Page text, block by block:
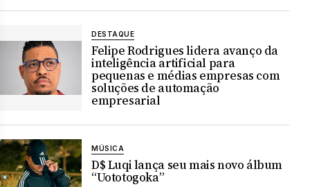
DESTAQUE
Felipe Rodrigues lidera avanço da
inteligência artificial para
pequenas e médias empresas com
soluções de automação
empresarial
MÚSICA
D$ Luqi lança seu mais novo álbum
“Uototogoka”